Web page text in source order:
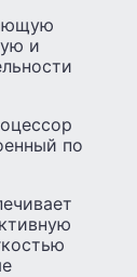
и
по